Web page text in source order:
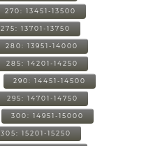
270: 13451-13500
275: 13701-13750
280: 13951-14000
285: 14201-14250
290: 14451-14500
295: 14701-14750
300: 14951-15000
305: 15201-15250